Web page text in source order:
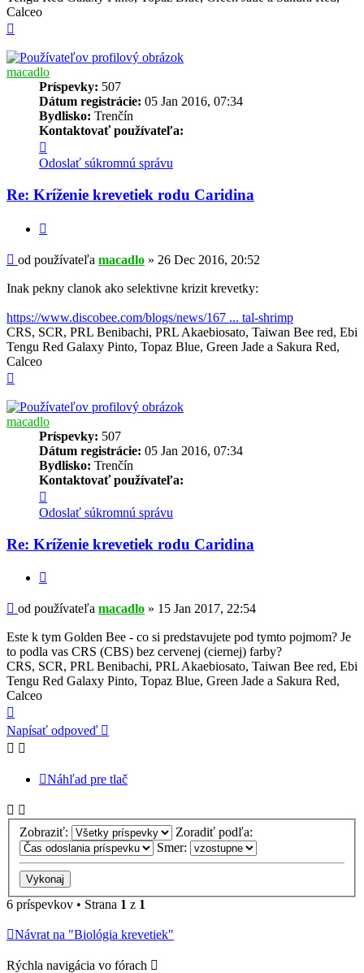
Calceo
macadlo
Príspevky: 507
Dátum registrácie: 05 Jan 2016, 07:34
Bydlisko: Trenčín
Kontaktovať používateľa:
informácie
používateľa
macadlo
Odoslať súkromnú správu
Re: Kríženie krevetiek rodu Caridina
Príspevok
od používateľa macadlo » 26 Dec 2016, 20:52
Inak pekny clanok ako selektivne krizit krevetky:
https://www.discobee.com/blogs/news/167 ... tal-shrimp
CRS, SCR, PRL Benibachi, PRL Akaebiosato, Taiwan Bee red, Ebi
Tengu Red Galaxy Pinto, Topaz Blue, Green Jade a Sakura Red,
Calceo
macadlo
Príspevky: 507
Dátum registrácie: 05 Jan 2016, 07:34
Bydlisko: Trenčín
Kontaktovať používateľa:
informácie
používateľa
macadlo
Odoslať súkromnú správu
Re: Kríženie krevetiek rodu Caridina
Príspevok
od používateľa macadlo » 15 Jan 2017, 22:54
Este k tym Golden Bee - co si predstavujete pod tymto pojmom? Je
to podla vas CRS (CBS) bez cervenej (ciernej) farby?
CRS, SCR, PRL Benibachi, PRL Akaebiosato, Taiwan Bee red, Ebi
Tengu Red Galaxy Pinto, Topaz Blue, Green Jade a Sakura Red,
Calceo
Napísať odpoveď
Náhľad pre tlač
Zobraziť:
Zoradiť podľa:
Smer:
6 príspevkov • Strana 1 z 1
Návrat na "Biológia krevetiek"
Rýchla navigácia vo fórach